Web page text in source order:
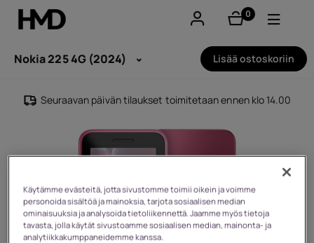
0
tuotteet
Smartphones
Perinteiset puhelimet
Lisävarusteet
Tarjoukset
Nokia 225 4G (2024) Lisää ostoskoriin
Seuraavan päivän tilaukset toimitetaan ennen klo 14.00
Käytämme evästeitä, jotta sivustomme toimii oikein ja voimme
personoida sisältöä ja mainoksia, tarjota sosiaalisen median
ominaisuuksia ja analysoida tietoliikennettä. Jaamme myös tietoja
tavasta, jolla käytät sivustoamme sosiaalisen median, mainonta- ja
analytiikkakumppaneidemme kanssa.